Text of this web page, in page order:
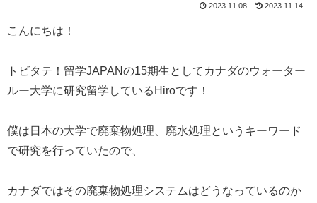
2023.11.08 2023.11.14
こんにちは！
トビタテ！留学JAPANの15期生としてカナダのウォーター
ルー大学に研究留学しているHiroです！
僕は日本の大学で廃棄物処理、廃水処理というキーワード
で研究を行っていたので、
カナダではその廃棄物処理システムはどうなっているのか